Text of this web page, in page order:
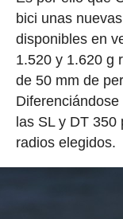
bici unas nuevas
disponibles en
1.520 y 1.620 g
de 50 mm de
las SL y DT 350
radios elegidos.